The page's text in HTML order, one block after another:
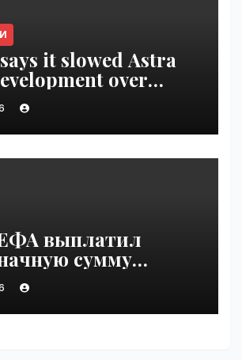
it slowed Astra
over
| VseTime.ru
выплатил
сумму
Инфантино |